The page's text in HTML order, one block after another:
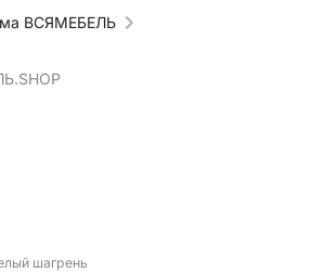
ВСЯМЕБЕЛЬ
шагрень